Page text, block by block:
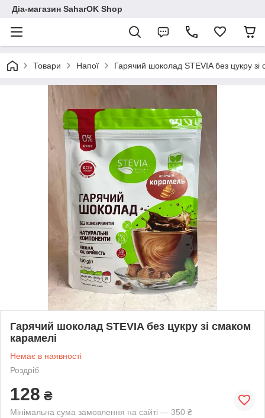
Діа-магазин SaharOK Shop
Товари Напої Гарячий шоколад STEVIA без цукру зі
Гарячий шоколад STEVIA без цукру зі смаком
карамелі
Немає в наявності
Роздріб
128 ₴
Мінімальна сума замовлення на сайті — 350 ₴